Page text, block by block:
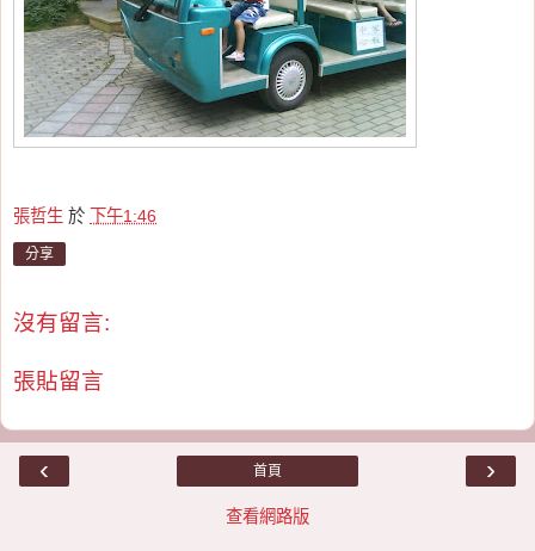
張哲生 於 下午1:46
分享
沒有留言:
張貼留言
‹ ›
首頁
查看網路版